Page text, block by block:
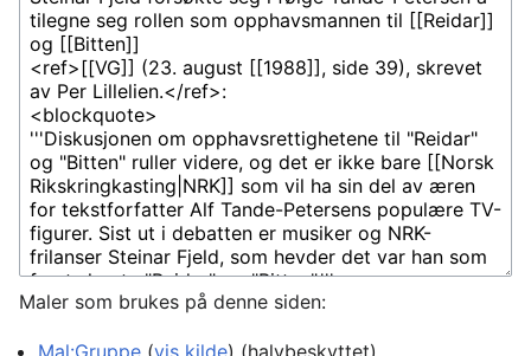
Maler som brukes på denne siden:
Mal:Gruppe (vis kilde) (halvbeskyttet)